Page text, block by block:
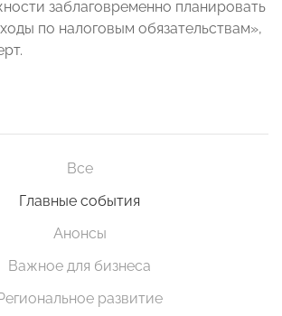
заблаговременно планировать
по налоговым обязательствам»,
Все
Главные события
Анонсы
Важное для бизнеса
развитие